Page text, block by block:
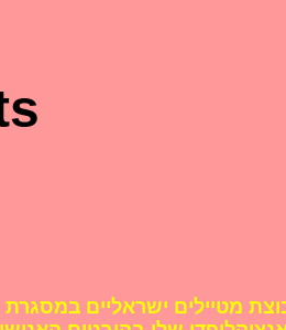
מטיילים ישראליים במסגרת